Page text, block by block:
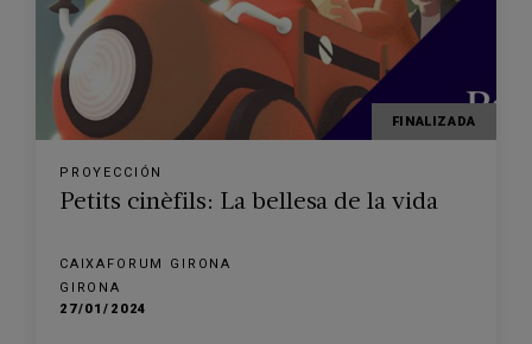
FINALIZADA
PROYECCIÓN
Petits cinèfils: La bellesa de la vida
CAIXAFORUM GIRONA
GIRONA
27/01/2024